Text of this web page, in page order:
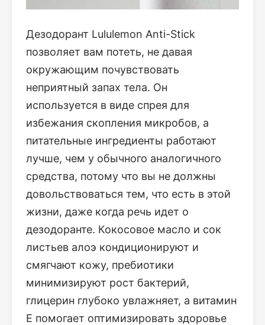
Дезодорант Lululemon Anti-Stick
позволяет вам потеть, не давая
окружающим почувствовать
неприятный запах тела. Он
используется в виде спрея для
избежания скопления микробов, а
питательные ингредиенты работают
лучше, чем у обычного аналогичного
средства, потому что вы не должны
довольствоваться тем, что есть в этой
жизни, даже когда речь идет о
дезодоранте. Кокосовое масло и сок
листьев алоэ кондиционируют и
смягчают кожу, пребиотики
минимизируют рост бактерий,
глицерин глубоко увлажняет, а витамин
Е помогает оптимизировать здоровье